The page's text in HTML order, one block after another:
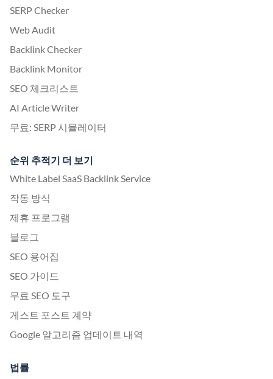
SERP Checker
Web Audit
Backlink Checker
Backlink Monitor
SEO 체크리스트
AI Article Writer
무료: SERP 시뮬레이터
순위 추적기 더 보기
White Label SaaS Backlink Service
작동 방식
제휴 프로그램
블로그
SEO 용어집
SEO 가이드
무료 SEO 도구
게스트 포스트 계약
Google 알고리즘 업데이트 내역
법률